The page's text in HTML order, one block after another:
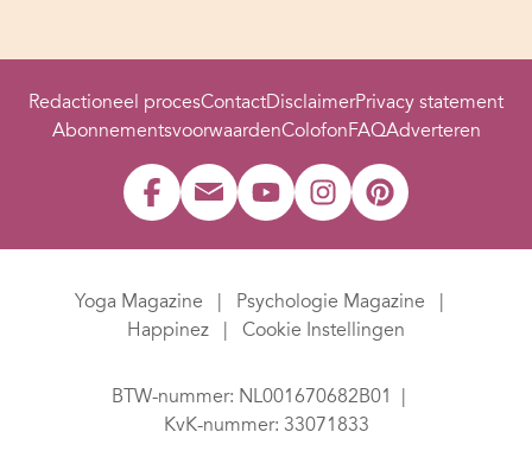
Redactioneel procesContactDisclaimerPrivacy statement
AbonnementsvoorwaardenColofonFAQAdverteren
Yoga Magazine
Psychologie Magazine
Happinez
Cookie Instellingen
BTW-nummer: NL001670682B01
KvK-nummer: 33071833